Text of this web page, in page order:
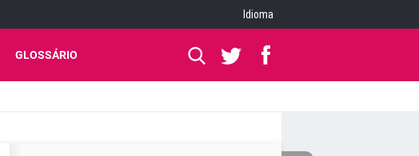
Idioma
GLOSSÁRIO